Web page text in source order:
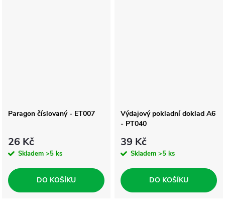
Paragon číslovaný - ET007
26 Kč
Skladem >5 ks
DO KOŠÍKU
Výdajový pokladní doklad A6
- PT040
39 Kč
Skladem >5 ks
DO KOŠÍKU